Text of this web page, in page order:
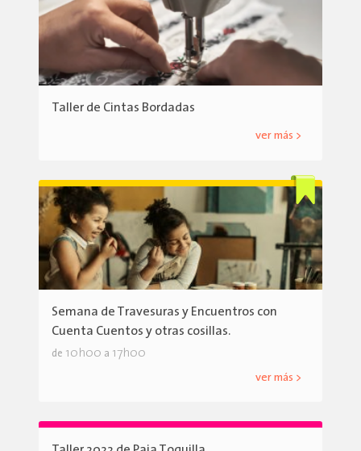
Taller de Cintas Bordadas
ver más >
Semana de Travesuras y Encuentros con
Cuenta Cuentos y otras cosillas.
de 10h00 a 17h00
ver más >